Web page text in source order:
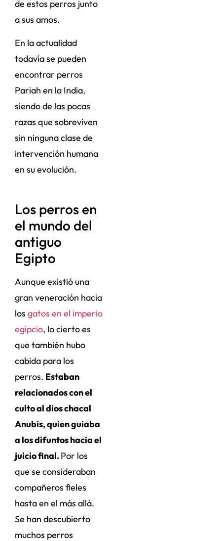
de estos perros junto
a sus amos.
En la actualidad
todavía se pueden
encontrar perros
Pariah en la India,
siendo de las pocas
razas que sobreviven
sin ninguna clase de
intervención humana
en su evolución.
Los perros en
el mundo del
antiguo
Egipto
Aunque existió una
gran veneración hacia
los gatos en el imperio
egipcio, lo cierto es
que también hubo
cabida para los
perros. Estaban
relacionados con el
culto al dios chacal
Anubis, quien guiaba
a los difuntos hacia el
juicio final.Por los
que se consideraban
compañeros fieles
hasta en el más allá.
Se han descubierto
muchos perros